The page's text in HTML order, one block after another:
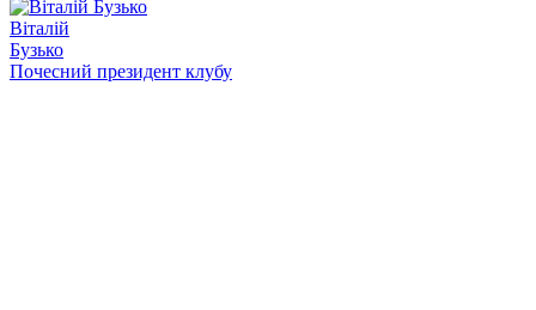
Віталій
Бузько
Почесний президент клубу